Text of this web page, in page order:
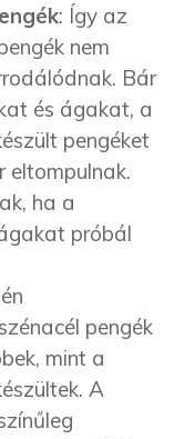
: Így az
nem
Bár
és ágakat, a
pengéket
eltompulnak.
ha a
próbál
pengék
mint a
A